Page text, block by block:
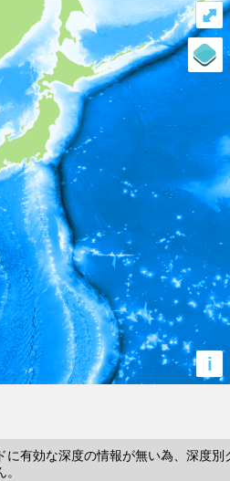
i
⤢
に有効な深度の情報が無い為、深度別